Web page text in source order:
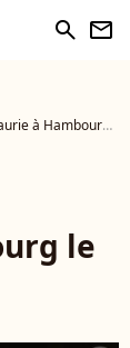
search newsletter
le 15 juin 2012. - Photo
le